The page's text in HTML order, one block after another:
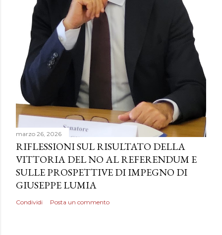
marzo 26, 2026
RIFLESSIONI SUL RISULTATO DELLA
VITTORIA DEL NO AL REFERENDUM E
SULLE PROSPETTIVE DI IMPEGNO DI
GIUSEPPE LUMIA
Condividi Posta un commento